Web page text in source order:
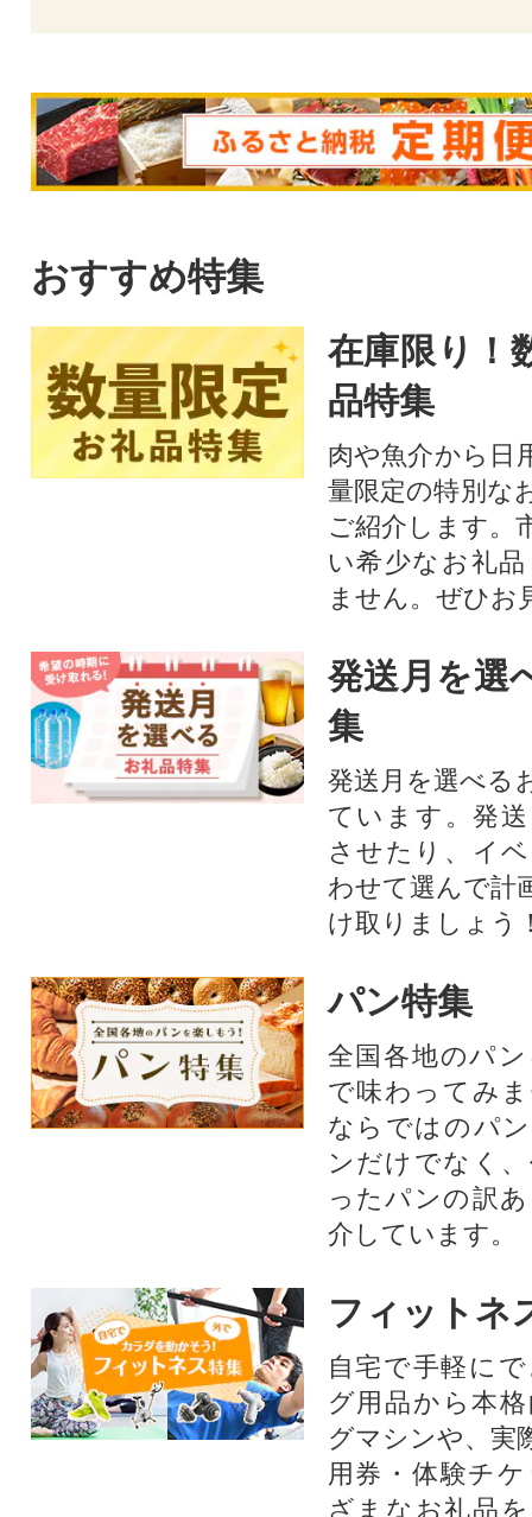
おすすめ特集
在庫限り！
品特集
肉や魚介から日
量限定の特別な
ご紹介します。
い希少なお礼
ません。ぜひお
発送月を選
集
発送月を選べる
ています。発
させたり、イ
わせて選んで計
け取りましょう
パン特集
全国各地のパ
で味わってみ
ならではのパ
ンだけでなく
ったパンの訳
介しています。
フィットネ
自宅で手軽に
グ用品から本
グマシンや、実
用券・体験チ
ざまなお礼品